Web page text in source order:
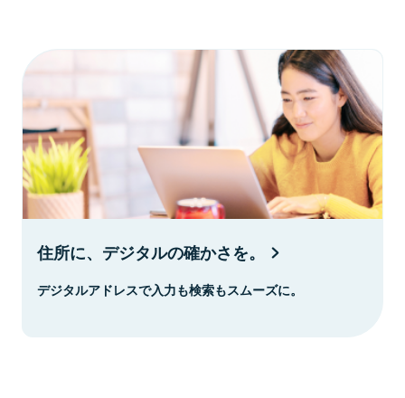
住所に、デジタルの確かさを。
デジタルアドレスで入力も検索もスムーズに。